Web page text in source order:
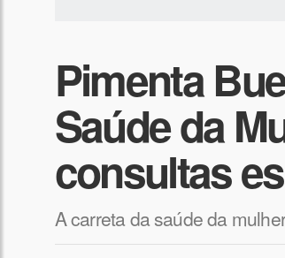
Pimenta
Saúde da
consultas
A carreta da saúde da